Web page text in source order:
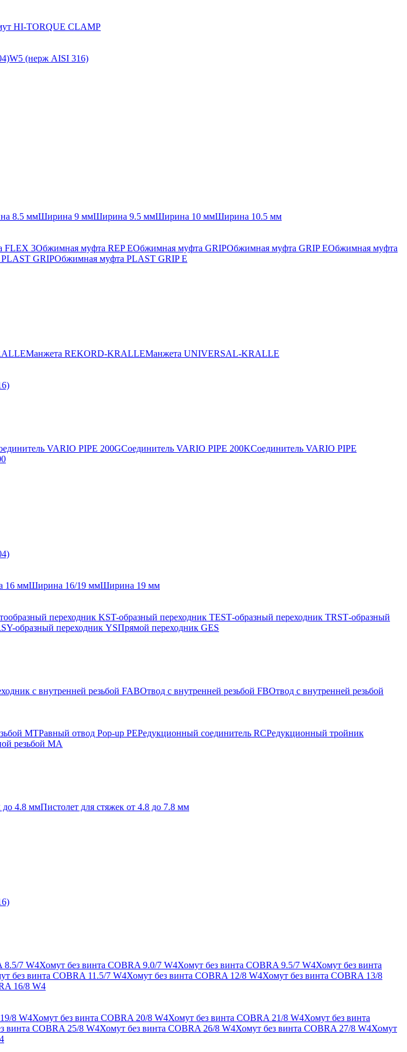
HI-TORQUE CLAMP
W5 (нерж AISI 316)
8.5 ммШирина 9 ммШирина 9.5 ммШирина 10 ммШирина 10.5 мм
FLEX 3Обжимная муфта REP EОбжимная муфта GRIPОбжимная муфта GRIP EОбжимная муфта
GRIPОбжимная муфта PLAST GRIP E
Манжета REKORD-KRALLEМанжета UNIVERSAL-KRALLE
VARIO PIPE 200GСоединитель VARIO PIPE 200KСоединитель VARIO PIPE
16 ммШирина 16/19 ммШирина 19 мм
переходник KST-образный переходник TESТ-образный переходник TRSТ-образный
Y-образный переходник YSПрямой переходник GES
с внутренней резьбой FABОтвод с внутренней резьбой FBОтвод с внутренней резьбой
MTРавный отвод Pop-up PEРедукционный соединитель RCРедукционный тройник
резьбой MA
до 4.8 ммПистолет для стяжек от 4.8 до 7.8 мм
8.5/7 W4Хомут без винта COBRA 9.0/7 W4Хомут без винта COBRA 9.5/7 W4Хомут без винта
без винта COBRA 11.5/7 W4Хомут без винта COBRA 12/8 W4Хомут без винта COBRA 13/8
16/8 W4
8 W4Хомут без винта COBRA 20/8 W4Хомут без винта COBRA 21/8 W4Хомут без винта
винта COBRA 25/8 W4Хомут без винта COBRA 26/8 W4Хомут без винта COBRA 27/8 W4Хомут